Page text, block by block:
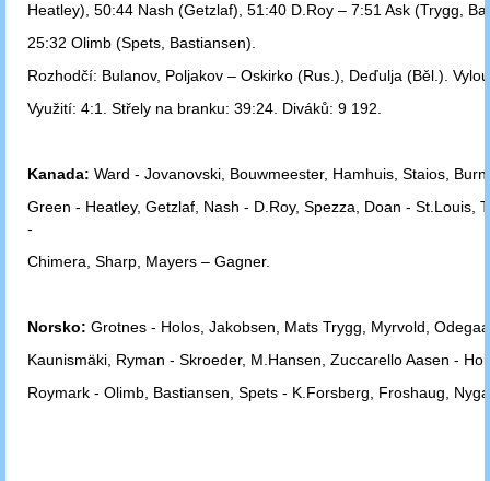
Heatley), 50:44 Nash (Getzlaf), 51:40 D.Roy – 7:51 Ask (Trygg,
25:32 Olimb (Spets, Bastiansen).
Rozhodčí: Bulanov, Poljakov – Oskirko (Rus.), Deďulja (Běl.).
Využití: 4:1. Střely na branku: 39:24. Diváků: 9 192.
Kanada: Ward - Jovanovski, Bouwmeester, Hamhuis, Staios,
Green - Heatley, Getzlaf, Nash - D.Roy, Spezza, Doan - St.Louis,
-
Chimera, Sharp, Mayers – Gagner.
Norsko: Grotnes - Holos, Jakobsen, Mats Trygg, Myrvold,
Kaunismäki, Ryman - Skroeder, M.Hansen, Zuccarello Aasen -
Roymark - Olimb, Bastiansen, Spets - K.Forsberg, Froshaug,